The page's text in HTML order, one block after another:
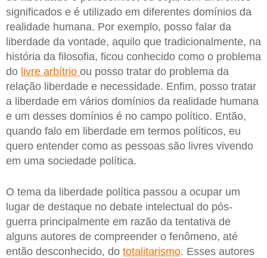
significados e é utilizado em diferentes domínios da
realidade humana. Por exemplo, posso falar da
liberdade da vontade, aquilo que tradicionalmente, na
história da filosofia, ficou conhecido como o problema
do livre arbítrio ou posso tratar do problema da
relação liberdade e necessidade. Enfim, posso tratar
a liberdade em vários domínios da realidade humana
e um desses domínios é no campo político. Então,
quando falo em liberdade em termos políticos, eu
quero entender como as pessoas são livres vivendo
em uma sociedade política.
O tema da liberdade política passou a ocupar um
lugar de destaque no debate intelectual do pós-
guerra principalmente em razão da tentativa de
alguns autores de compreender o fenômeno, até
então desconhecido, do totalitarismo. Esses autores